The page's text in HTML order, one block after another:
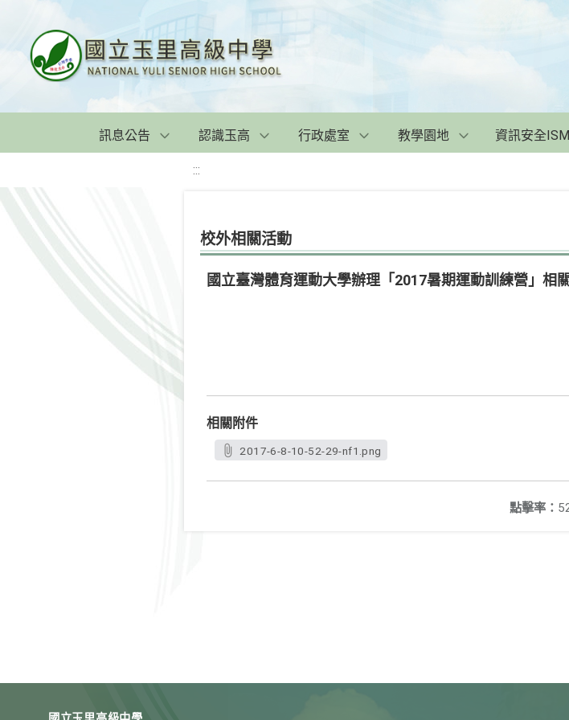
訊息公告 認識玉高 行政處室 教學園地 資訊安全
:::
校外相關活動
國立臺灣體育運動大學辦理「2017暑期運動訓練營」相
相關附件
2017-6-8-10-52-29-nf1.png
點擊率：